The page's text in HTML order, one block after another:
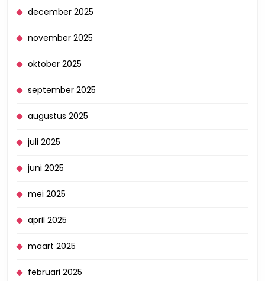
december 2025
november 2025
oktober 2025
september 2025
augustus 2025
juli 2025
juni 2025
mei 2025
april 2025
maart 2025
februari 2025